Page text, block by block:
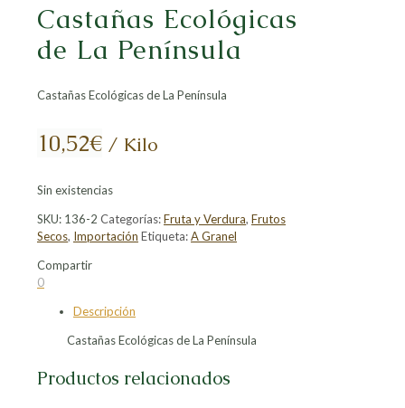
Castañas Ecológicas
de La Península
Castañas Ecológicas de La Península
10,52€ / Kilo
Sin existencias
SKU: 136-2 Categorías:Fruta y Verdura, Frutos
Secos, Importación Etiqueta:A Granel
Compartir
Compartir
Facebook
Compartir
Compartir
LinkedIn
Compartir
Pinterest
0
Descripción
Castañas Ecológicas de La Península
Productos relacionados